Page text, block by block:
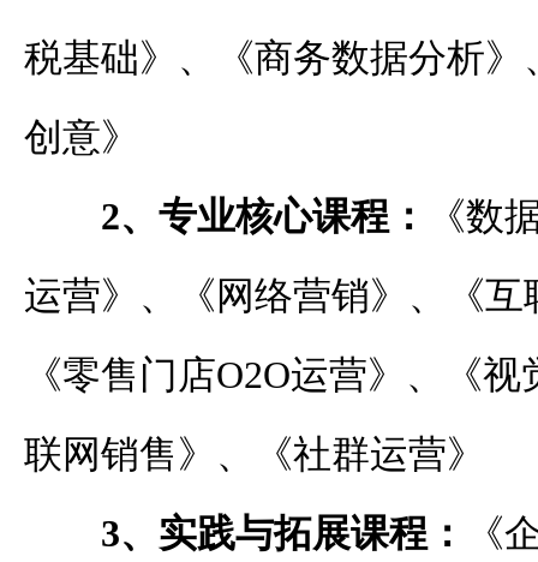
税基础》、《商务数据分析
创意》
2、专业核心课程：
《数
运营》、《网络营销》、《
《零售门店O2O运营》、《
联网销售》、《社群运营》
3、实践与拓展课程：
《